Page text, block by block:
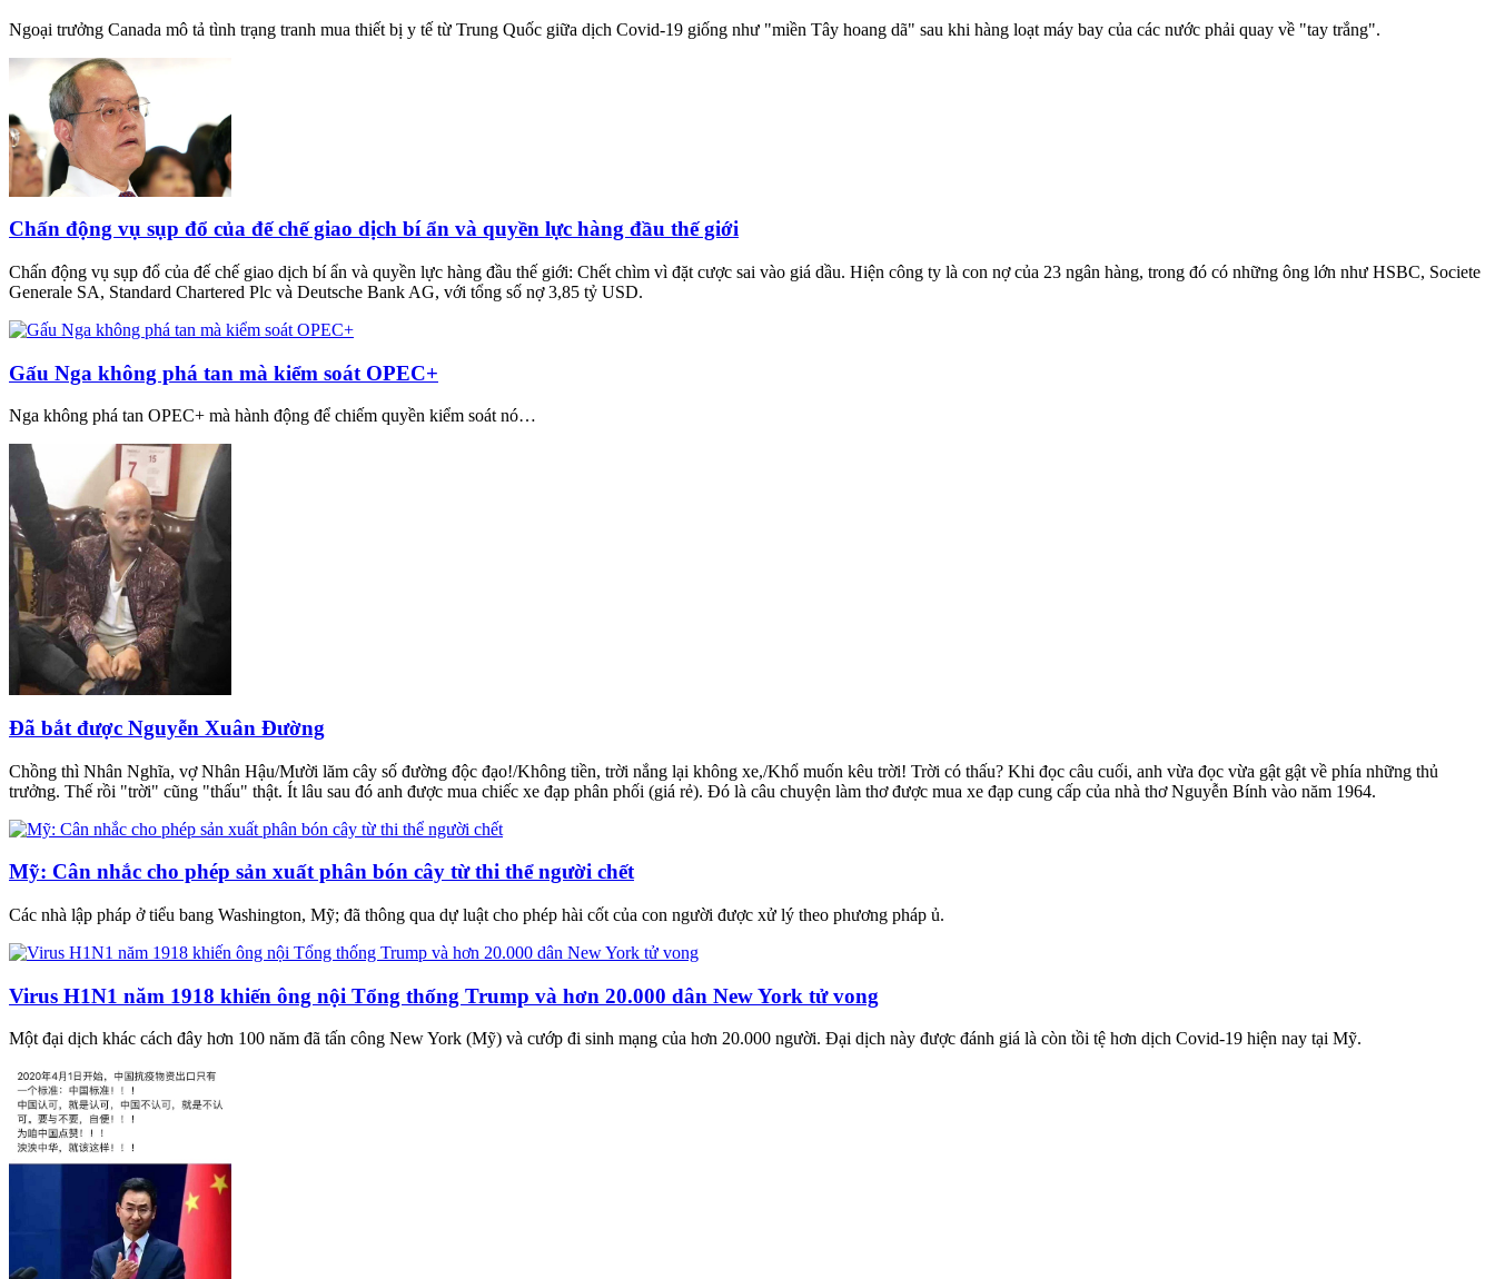
Ngoại trưởng Canada mô tả tình trạng tranh mua thiết bị y tế từ Trung Quốc giữa dịch Covid-19 giống như "miền Tây hoang dã" sau khi hàng loạt máy bay của các nước phải quay về "tay trắng".
Chấn động vụ sụp đổ của đế chế giao dịch bí ẩn và quyền lực hàng đầu thế giới
Chấn động vụ sụp đổ của đế chế giao dịch bí ẩn và quyền lực hàng đầu thế giới: Chết chìm vì đặt cược sai vào giá dầu. Hiện công ty là con nợ của 23 ngân hàng, trong đó có những ông lớn như HSBC, Societe
Generale SA, Standard Chartered Plc và Deutsche Bank AG, với tổng số nợ 3,85 tỷ USD.
Gấu Nga không phá tan mà kiểm soát OPEC+
Nga không phá tan OPEC+ mà hành động để chiếm quyền kiểm soát nó…
Đã bắt được Nguyễn Xuân Đường
Chồng thì Nhân Nghĩa, vợ Nhân Hậu/Mười lăm cây số đường độc đạo!/Không tiền, trời nắng lại không xe,/Khổ muốn kêu trời! Trời có thấu? Khi đọc câu cuối, anh vừa đọc vừa gật gật về phía những thủ
trưởng. Thế rồi "trời" cũng "thấu" thật. Ít lâu sau đó anh được mua chiếc xe đạp phân phối (giá rẻ). Đó là câu chuyện làm thơ được mua xe đạp cung cấp của nhà thơ Nguyễn Bính vào năm 1964.
Mỹ: Cân nhắc cho phép sản xuất phân bón cây từ thi thể người chết
Các nhà lập pháp ở tiểu bang Washington, Mỹ; đã thông qua dự luật cho phép hài cốt của con người được xử lý theo phương pháp ủ.
Virus H1N1 năm 1918 khiến ông nội Tổng thống Trump và hơn 20.000 dân New York tử vong
Một đại dịch khác cách đây hơn 100 năm đã tấn công New York (Mỹ) và cướp đi sinh mạng của hơn 20.000 người. Đại dịch này được đánh giá là còn tồi tệ hơn dịch Covid-19 hiện nay tại Mỹ.